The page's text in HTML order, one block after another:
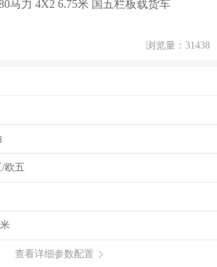
马力 4X2 6.75米 国五栏板载货车
浏览量：31438
/欧五
查看详细参数配置